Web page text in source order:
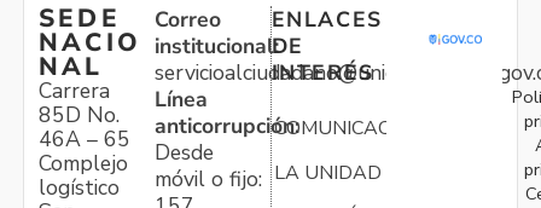
SEDE
NACIO
NAL
Carrera
85D No.
46A – 65
Complejo
logístico
Correo
institucional:
Línea
anticorrupción:
Desde
móvil o fijo:
ENLACES
DE
INTERÉS
COMUNICACIONES
LA UNIDAD